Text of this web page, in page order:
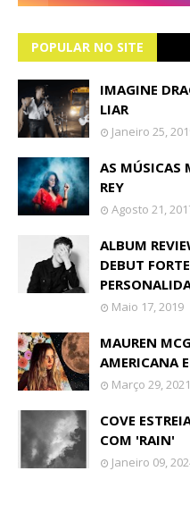
POPULAR NO SITE
IMAGINE
LIAR
Janeiro 25,
AS MÚSICAS
REY
Agosto 21,
ALBUM
DEBUT
Maio 17, 2019
MAUREN
AMERICANA
Março 29, 2021
COVE
COM 'RAIN'
Janeiro 09,